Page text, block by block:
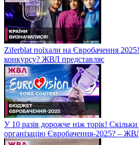
Ziferblat поїхали на Євробачення
конкурсу? ЖВЛ представляє
У 10 разів дорожче ніж торік!
організацію Євробачення-2025? –